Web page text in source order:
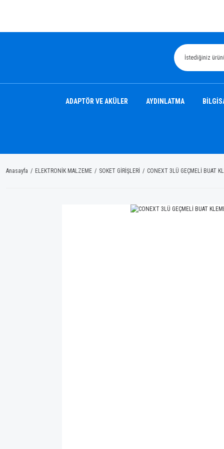
ADAPTÖR VE AKÜLER AYDINLATMA
Anasayfa ELEKTRONİK MALZEME SOKET GİRİŞLERİ CONEXT 3LÜ GEÇMELİ BUAT